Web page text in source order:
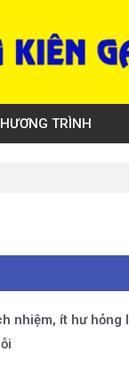
TRÌNH
nhiệm, ít hư hỏng